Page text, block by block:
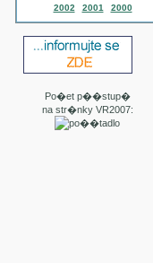
2002
2001 2000
Po�et p��stup�
na str�nky VR2007: